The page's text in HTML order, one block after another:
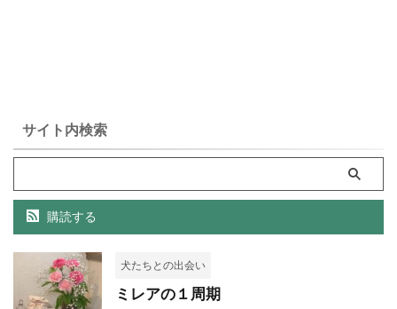
サイト内検索
購読する
犬たちとの出会い
ミレアの１周期